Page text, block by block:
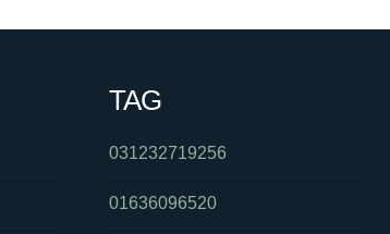
TAG
031232719256
01636096520